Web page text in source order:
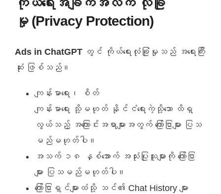
ကိုယ်ရေးအချက်အလက် လုံခြုံ
မှု (Privacy Protection)
Ads in ChatGPTတွင် ကိုယ်ရေးလုံခြုံမှုသည် အရေးကြီး
ဆုံး ဖြစ်သည်။
ကျန်းမာရေး၊ စိတ်
ကျန်းမာရေး သို့မဟုတ် နိုင်ငံရေးကဲ့သို့သော ထိရှ
လွယ်သည့် အကြောင်းအရာများအတွက် ကြော်ငြာများ ပြသ
မည်မဟုတ်ပါ။
အသက် ၁၈ နှစ်အောက် အသုံးပြုသူများကို ကြော်ငြာ
များ ပြသမည်မဟုတ်ပါ။
ကြော်ငြာရှင်များထံသို့ သင်၏ Chat History များ